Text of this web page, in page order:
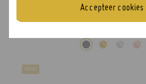
New!
Accepteer cookies